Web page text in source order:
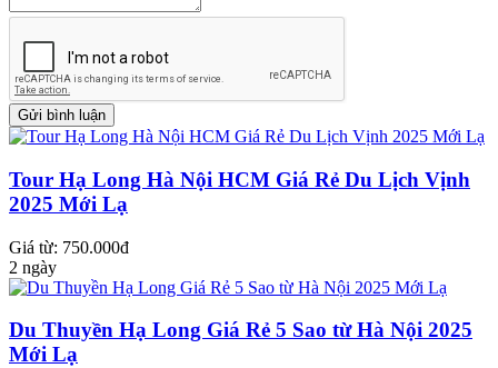
Tour Hạ Long Hà Nội HCM Giá Rẻ Du Lịch Vịnh
2025 Mới Lạ
Giá từ: 750.000đ
2 ngày
Du Thuyền Hạ Long Giá Rẻ 5 Sao từ Hà Nội 2025
Mới Lạ